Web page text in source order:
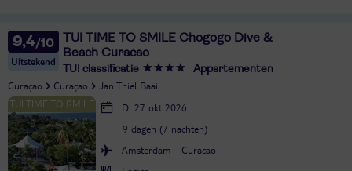
9,4
Uitstekend
TUI TIME TO SMILE Chogogo Dive &
Beach Curacao
TUI classificatie Appartementen
Curaçao Curaçao Jan Thiel Baai
Di 27 okt 2026
9 dagen (7 nachten)
Amsterdam - Curacao